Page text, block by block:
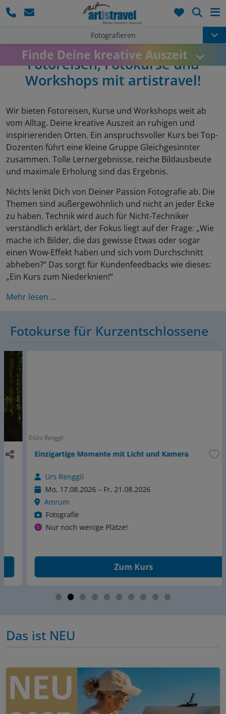
Fotografieren
Finde Deine kreative Auszeit
Reiseziele
Über 20
Fotoreisen, Fotokurse und
Workshops mit artistravel!
Wir bieten Fotoreisen, Kurse und Workshops weit ab
vom Alltag. Deine kreative Auszeit an ruhigen und
inspirierenden Orten. Ein anspruchsvoller Kurs bei Top-
Dozenten führt eine kleine Gruppe Gleichgesinnter
zusammen. Tolle Lernergebnisse, reiche Bildausbeute
und maximale Erholung sind das Ergebnis.
Nichts lenkt Dich von Deiner Passion Fotografie ab. Die
Themen sind außergewöhnlich und nicht an jeder Ecke
zu haben. Technik wird auch für Nicht-Techniker
verständlich erklärt, der Fokus liegt auf der Frage: „Wie
mache ich Bilder, die das gewisse Etwas oder sogar
einen Wow-Effekt haben und sich vom Durchschnitt
abheben?“ Das sorgt für Kundenfeedbacks wie dieses:
„Ein Kurs zum Niederknien!“
Mehr lesen ...
Fotokurse für Kurzentschlossene
Urs Renggli
Einzigartige Momente mit Licht und Kamera
Urs Renggli
Mo, 17.08.2026 – Fr, 21.08.2026
Amrum
Fotografie
Nur noch wenige Plätze!
Zum Kurs
Das ist NEU